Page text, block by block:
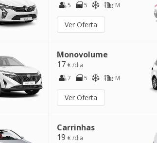
5
5 M
Ver Oferta
Monovolume
17 € /dia
7
5 M
Ver Oferta
Carrinhas
19 € /dia